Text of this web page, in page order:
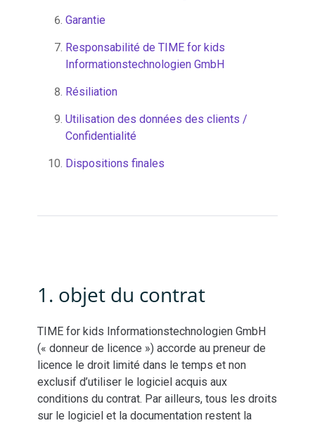
Garantie
Responsabilité de TIME for kids
Informationstechnologien GmbH
Résiliation
Utilisation des données des clients /
Confidentialité
Dispositions finales
1. objet du contrat
TIME for kids Informationstechnologien GmbH
(« donneur de licence ») accorde au preneur de
licence le droit limité dans le temps et non
exclusif d’utiliser le logiciel acquis aux
conditions du contrat. Par ailleurs, tous les droits
sur le logiciel et la documentation restent la